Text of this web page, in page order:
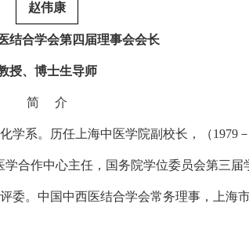
赵伟康
结合学会第四届理事会会长
授、博士生导师
简 介
学系。历任上海中医学院副校长，（1979
合作中心主任，国务院学位委员会第三
委。中国中西医结合学会常务理事，上海